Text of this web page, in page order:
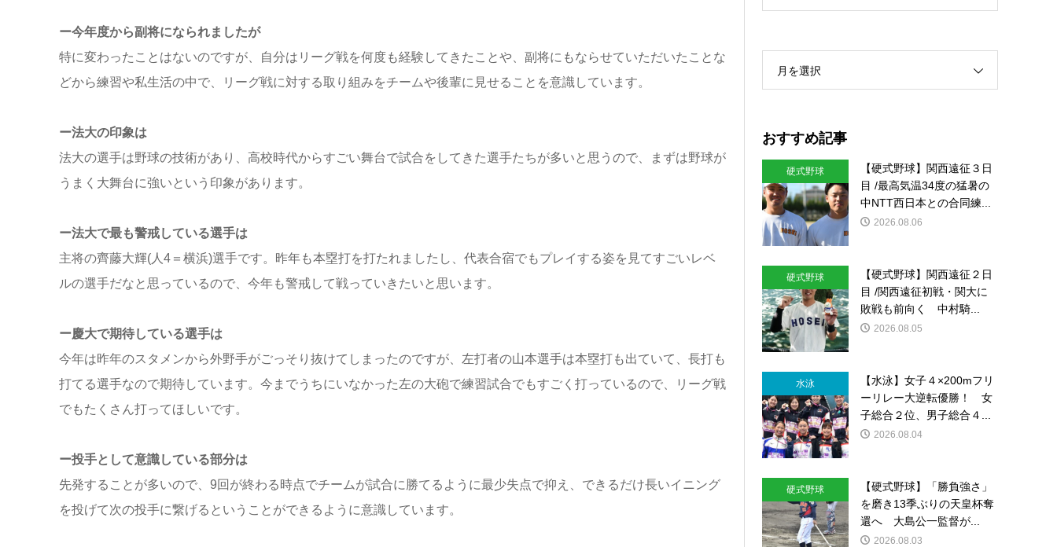
ー今年度から副将になられましたが
特に変わったことはないのですが、自分はリーグ戦を何度も経験してきたことや、副将にもならせていただいたことな
どから練習や私生活の中で、リーグ戦に対する取り組みをチームや後輩に見せることを意識しています。
ー法大の印象は
法大の選手は野球の技術があり、高校時代からすごい舞台で試合をしてきた選手たちが多いと思うので、まずは野球が
うまく大舞台に強いという印象があります。
ー法大で最も警戒している選手は
主将の齊藤大輝(人4＝横浜)選手です。昨年も本塁打を打たれましたし、代表合宿でもプレイする姿を見てすごいレベ
ルの選手だなと思っているので、今年も警戒して戦っていきたいと思います。
ー慶大で期待している選手は
今年は昨年のスタメンから外野手がごっそり抜けてしまったのですが、左打者の山本選手は本塁打も出ていて、長打も
打てる選手なので期待しています。今までうちにいなかった左の大砲で練習試合でもすごく打っているので、リーグ戦
でもたくさん打ってほしいです。
ー投手として意識している部分は
先発することが多いので、9回が終わる時点でチームが試合に勝てるように最少失点で抑え、できるだけ長いイニング
を投げて次の投手に繋げるということができるように意識しています。
月を選択
おすすめ記事
硬式野球
【硬式野球】関西遠征３日
目 /最高気温34度の猛暑の
中NTT西日本との合同練...
2026.08.06
硬式野球
【硬式野球】関西遠征２日
目 /関西遠征初戦・関大に
敗戦も前向く 中村騎...
2026.08.05
水泳
【水泳】女子４×200mフリ
ーリレー大逆転優勝！ 女
子総合２位、男子総合４...
2026.08.04
硬式野球
【硬式野球】「勝負強さ」
を磨き13季ぶりの天皇杯奪
還へ 大島公一監督が...
2026.08.03